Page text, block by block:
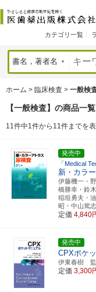
カテゴリ一覧
ホーム > 臨床検査 > 一般検
【一般検査】の商品一覧
11件中1件から11件までを
発売中
「Medical
新・カラ
伊藤機一・
橋勝幸・鈴
稲垣勇夫・
昭・中山篤
定価 4,840
発売中
CPXポケ
伊東春樹
定価 3,300